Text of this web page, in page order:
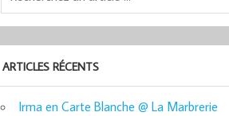
ARTICLES RÉCENTS
Irma en Carte Blanche @ La Marbrerie